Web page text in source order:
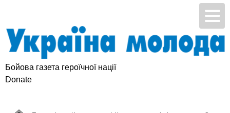
Бойова газета героїчної нації
Donate